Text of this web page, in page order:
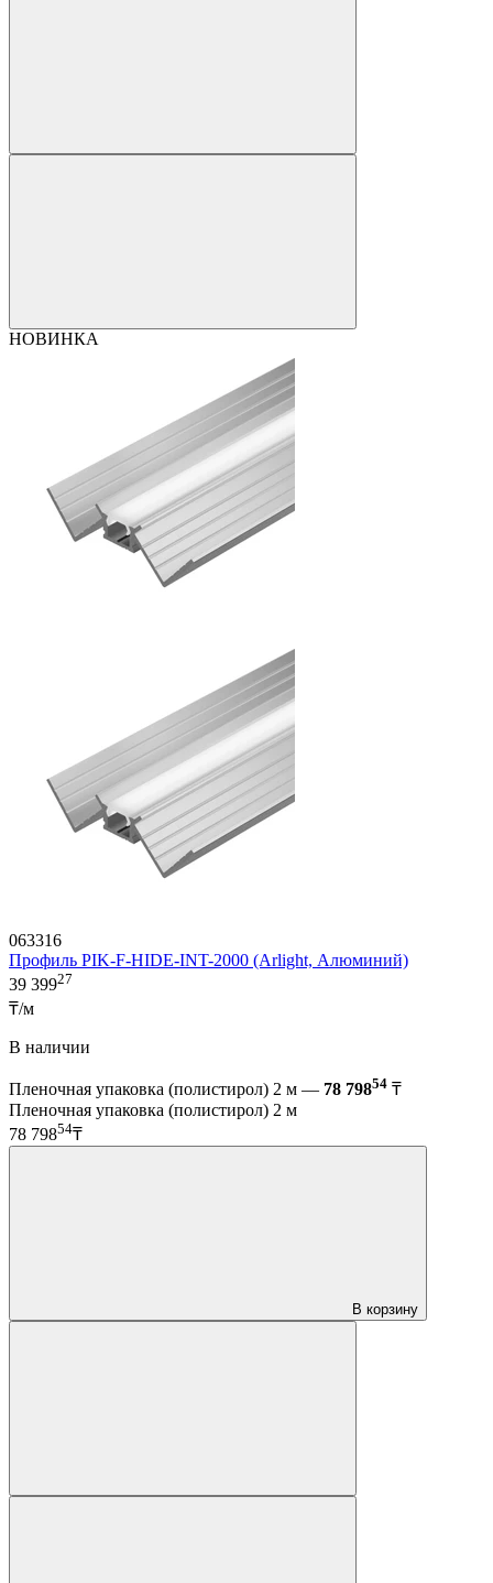
НОВИНКА
063316
Профиль PIK-F-HIDE-INT-2000 (Arlight, Алюминий)
39 39927
₸/м
В наличии
Пленочная упаковка (полистирол) 2 м — 78 79854 ₸
Пленочная упаковка (полистирол) 2 м
78 79854₸
В корзину